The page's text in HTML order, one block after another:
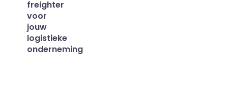
freighter
voor
jouw
logistieke
onderneming